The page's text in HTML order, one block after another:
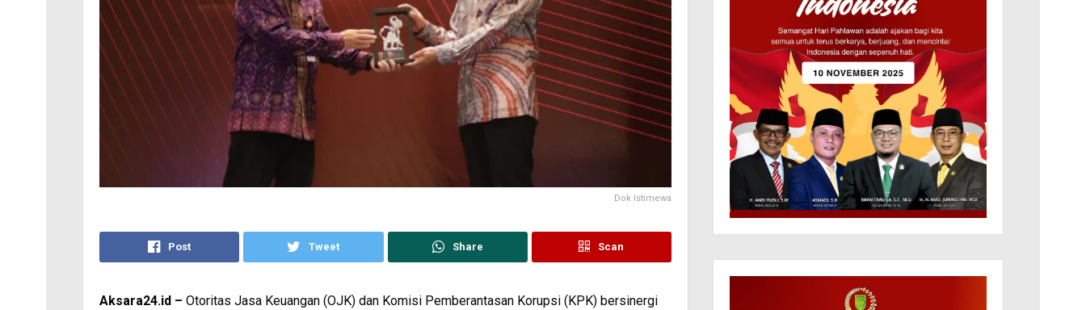
Dok Istimewa
Post Tweet Share Scan
Aksara24.id – Otoritas Jasa Keuangan (OJK) dan Komisi Pemberantasan Korupsi (KPK) bersinergi